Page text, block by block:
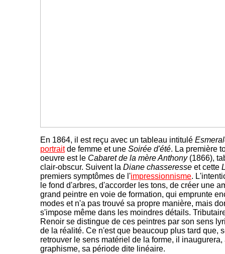
En 1864, il est reçu avec un tableau intitulé
portraitde femme et une Soirée d'été. La première
oeuvre est le Cabaret de la mère Anthony(1866),
clair-obscur. Suivent la Diane chasseresse et cette
premiers symptômes de l'impressionnisme.
le fond d'arbres, d'accorder les tons, de créer une
grand peintre en voie de formation, qui emprunte
modes et n'a pas trouvé sa propre manière, mais
s'impose même dans les moindres détails.
Renoir se distingue de ces peintres par son sens
de la réalité. Ce n'est que beaucoup plus tard que,
retrouver le sens matériel de la forme, il
graphisme, sa période dite linéaire.